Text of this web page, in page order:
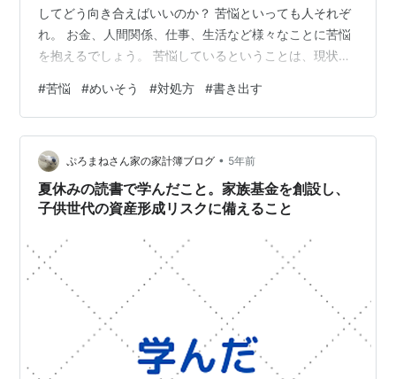
してどう向き合えばいいのか？ 苦悩といっても人それぞ
れ。 お金、人間関係、仕事、生活など様々なことに苦悩
を抱えるでしょう。 苦悩しているということは、現状に
しむことはないでしょう。 苦悩するからこそ、現状を把
握し、向き合って どう改善しようかという考えが、生ま
れるのではないだろうか？ とはいっても、つらいという
現状は中々変えられない。 苦悩に囚われ過ぎると、足元
をすくわれてしまう。 一時的に回避することは難しくな
いでしょう。 テレビ見たり、ゲ…
#苦悩 #めいそう #対処方 #書き出す
ぷろまねさん家の家計簿ブログ • 5年前
夏休みの読書で学んだこと。家族基金を創設し、
子供世代の資産形成リスクに備えること